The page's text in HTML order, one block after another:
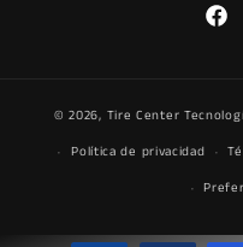
© 2026, Tire Center
Política de privacidad